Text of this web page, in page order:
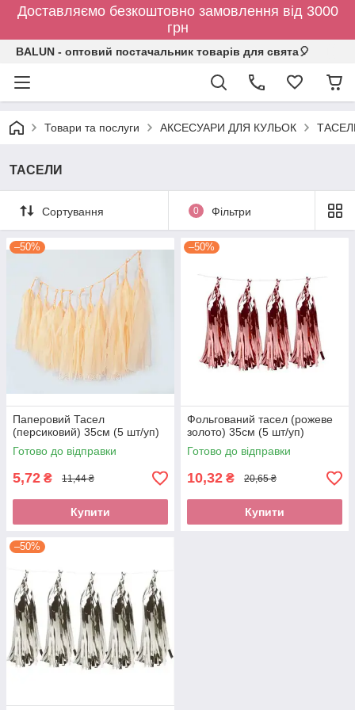
Доставляємо безкоштовно замовлення від 3000
грн
BALUN - оптовий постачальник товарів для свята🎈
Товари та послуги АКСЕСУАРИ ДЛЯ КУЛЬОК
ТАСЕЛИ
Сортування 0 Фільтри
–50%
Паперовий Тасел
(персиковий) 35см (5 шт/уп)
Готово до відправки
5,72 ₴ 11,44 ₴
Купити
–50%
Фольгований тасел (рожеве
золото) 35см (5 шт/уп)
Готово до відправки
10,32 ₴ 20,65 ₴
Купити
–50%